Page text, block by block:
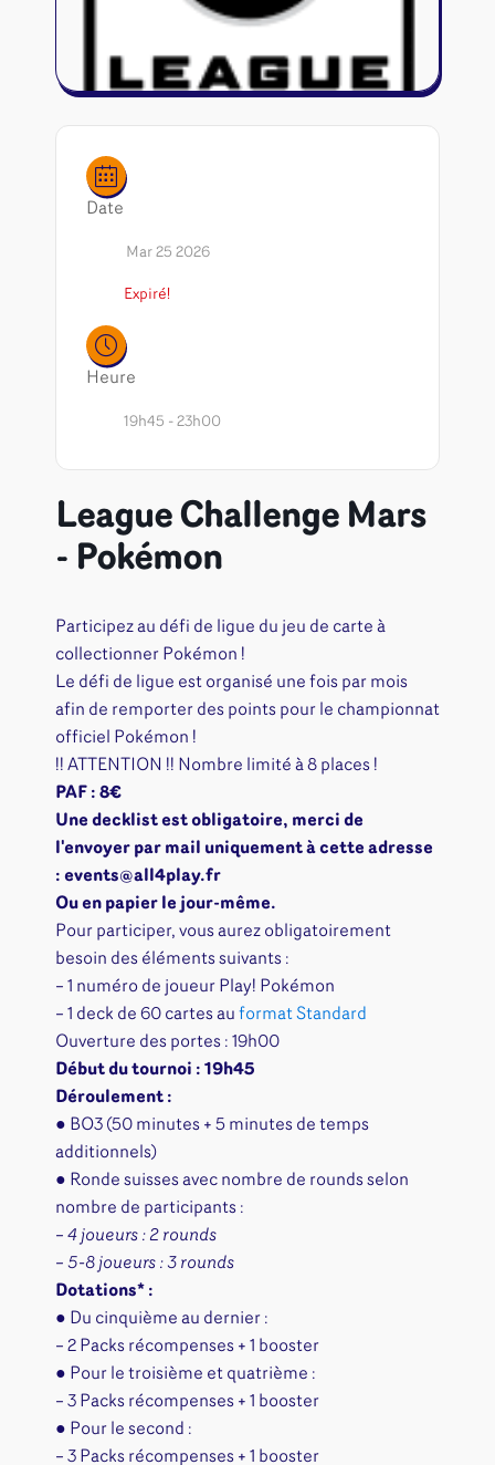
Autres
Tapis de jeu
Date
Mar 25 2026
Expiré!
Heure
19h45 - 23h00
League Challenge Mars
- Pokémon
Participez au défi de ligue du jeu de carte à
collectionner Pokémon !
Le défi de ligue est organisé une fois par mois
afin de remporter des points pour le championnat
officiel Pokémon !
!! ATTENTION !! Nombre limité à 8 places !
PAF : 8€
Une decklist est obligatoire, merci de
l'envoyer par mail uniquement à cette adresse
: events@all4play.fr
Ou en papier le jour-même.
Pour participer, vous aurez obligatoirement
besoin des éléments suivants :
– 1 numéro de joueur Play! Pokémon
– 1 deck de 60 cartes au format Standard
Ouverture des portes : 19h00
Début du tournoi : 19h45
Déroulement :
● BO3 (50 minutes + 5 minutes de temps
additionnels)
● Ronde suisses avec nombre de rounds selon
nombre de participants :
– 4 joueurs : 2 rounds
– 5-8 joueurs : 3 rounds
Dotations* :
● Du cinquième au dernier :
– 2 Packs récompenses + 1 booster
● Pour le troisième et quatrième :
– 3 Packs récompenses + 1 booster
● Pour le second :
– 3 Packs récompenses + 1 booster